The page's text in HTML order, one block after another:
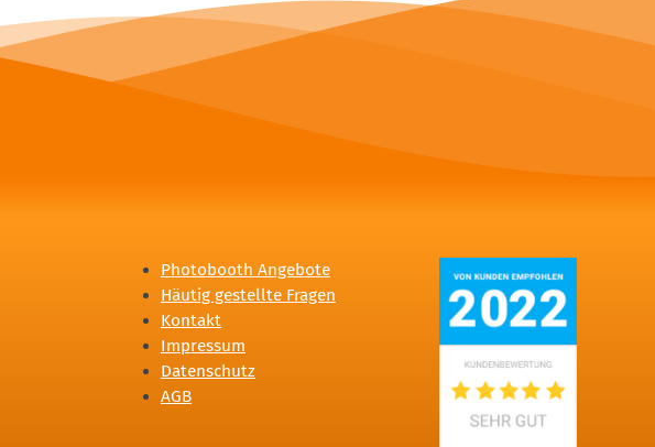
Photobooth Angebote
Häutig gestellte Fragen
Kontakt
Impressum
Datenschutz
AGB